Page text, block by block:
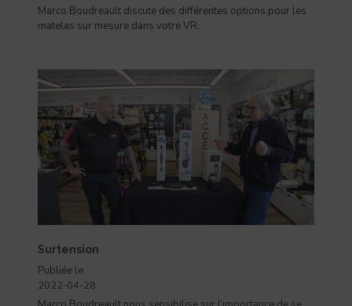
Marco Boudreault discute des différentes options pour les
matelas sur mesure dans votre VR.
Surtension
Publiée le
2022-04-28